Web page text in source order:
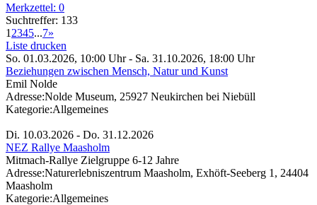
Merkzettel: 0
Suchtreffer: 133
1 2345...7»
Liste drucken
So. 01.03.2026, 10:00 Uhr - Sa. 31.10.2026, 18:00 Uhr
Beziehungen zwischen Mensch, Natur und Kunst
Emil Nolde
Adresse:Nolde Museum, 25927 Neukirchen bei Niebüll
Kategorie:Allgemeines
Di. 10.03.2026 - Do. 31.12.2026
NEZ Rallye Maasholm
Mitmach-Rallye Zielgruppe 6-12 Jahre
Adresse:Naturerlebniszentrum Maasholm, Exhöft-Seeberg 1, 24404
Maasholm
Kategorie:Allgemeines